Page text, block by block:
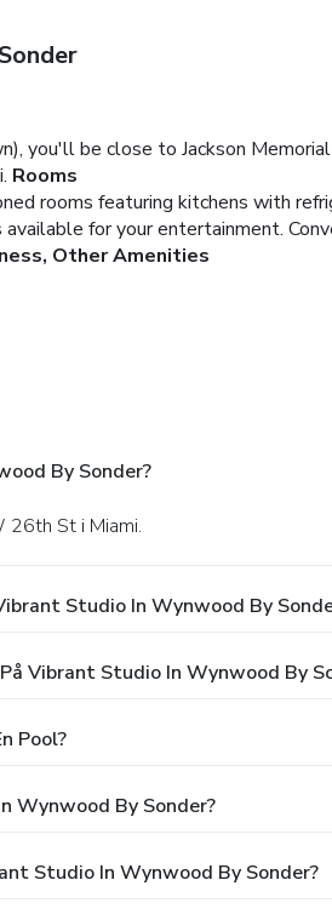
you'll be close to Jackson
Rooms
rooms featuring kitchens with
for your entertainment.
Other Amenities
By Sonder?
26th St i Miami.
Studio In Wynwood By
Vibrant Studio In Wynwood By
Pool?
Wynwood By Sonder?
Studio In Wynwood By Sonder?